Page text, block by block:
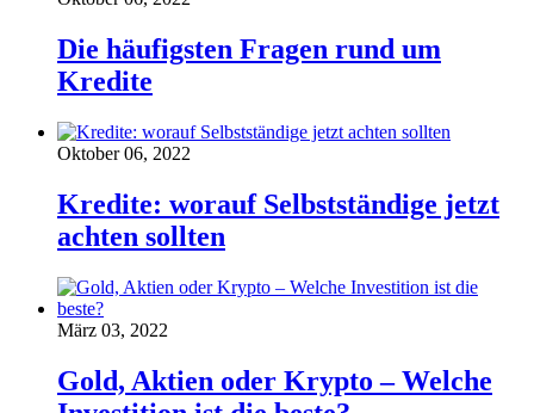
Die häufigsten Fragen rund um
Kredite
Oktober 06, 2022
Kredite: worauf Selbstständige jetzt
achten sollten
März 03, 2022
Gold, Aktien oder Krypto – Welche